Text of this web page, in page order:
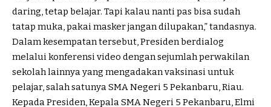
daring, tetap belajar. Tapi kalau nanti pas bisa sudah
tatap muka, pakai masker jangan dilupakan,” tandasnya.
Dalam kesempatan tersebut, Presiden berdialog
melalui konferensi video dengan sejumlah perwakilan
sekolah lainnya yang mengadakan vaksinasi untuk
pelajar, salah satunya SMA Negeri 5 Pekanbaru, Riau.
Kepada Presiden, Kepala SMA Negeri 5 Pekanbaru, Elmi